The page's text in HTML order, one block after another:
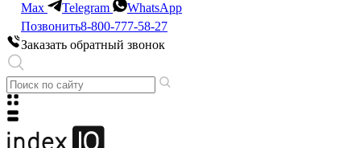
Max Telegram
WhatsApp
Позвонить8-800-777-58-27
Заказать обратный звонок